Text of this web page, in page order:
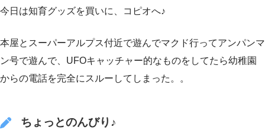
今日は知育グッズを買いに、コピオへ♪
本屋とスーパーアルプス付近で遊んでマクド行ってアンパンマ
ン号で遊んで、UFOキャッチャー的なものをしてたら幼稚園
からの電話を完全にスルーしてしまった。。
ちょっとのんびり♪